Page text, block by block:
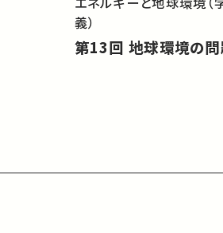
義）
第13回 地球環境